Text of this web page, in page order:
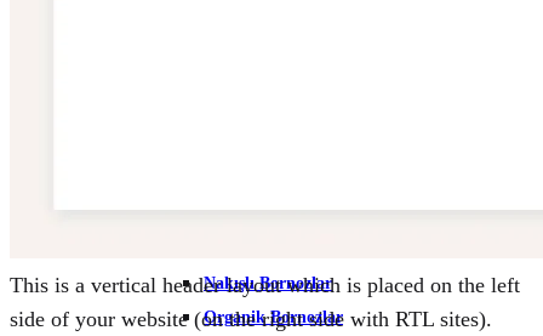
Microcotton Bornozlar
Nakışlı Bornozlar
Organik Bornozlar
This is a vertical header layout which is placed on the left
side of your website (on the right side with RTL sites).